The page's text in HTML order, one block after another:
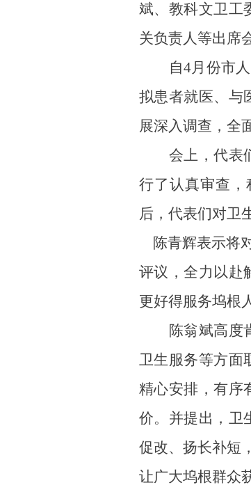
斌、 教科文卫工
关负责人等出席
自4月份市
拟患者就医、与
展深入调查， 全
会上，代表
行了认真审查
后 ，代表们对卫
陈青辉表示将
评议，全力以赴
更好得服务坞根
陈翁斌高度
卫生服务等方面
精心安排，有序
价。并提出，卫
促改、扬长补短
让广大坞根群众